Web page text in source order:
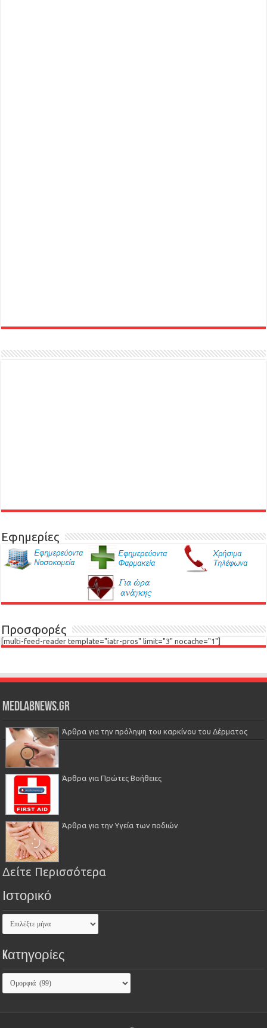
Εφημερίες
Προσφορές
[multi-feed-reader template="iatr-pros" limit="3" nocache="1"]
Medlabnews.gr
Άρθρα για την πρόληψη του καρκίνου του Δέρματος
Άρθρα για Πρώτες Βοήθειες
Άρθρα για την Υγεία των ποδιών
Δείτε Περισσότερα
Ιστορικό
Kατηγορίες